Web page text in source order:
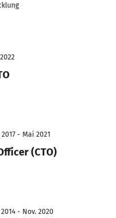
- Mai 2021
(CTO)
- Nov. 2020